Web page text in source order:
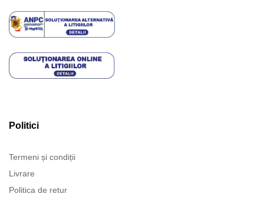
Politici
Termeni și condiții
Livrare
Politica de retur